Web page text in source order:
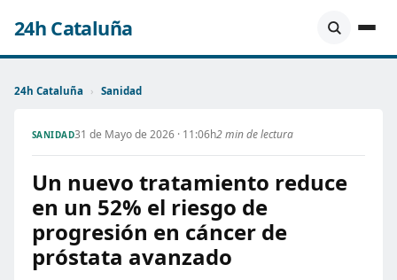
24h Cataluña
24h Cataluña › Sanidad
SANIDAD31 de Mayo de 2026 · 11:06h2 min de lectura
Un nuevo tratamiento reduce
en un 52% el riesgo de
progresión en cáncer de
próstata avanzado